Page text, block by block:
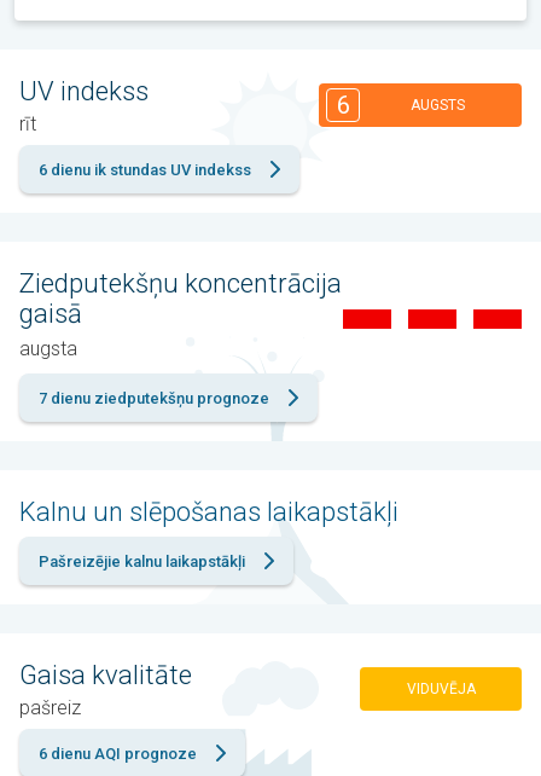
UV indekss
rīt
6 AUGSTS
6 dienu ik stundas UV indekss
Ziedputekšņu koncentrācija
gaisā
augsta
7 dienu ziedputekšņu prognoze
Kalnu un slēpošanas laikapstākļi
Pašreizējie kalnu laikapstākļi
Gaisa kvalitāte
pašreiz
VIDUVĒJA
6 dienu AQI prognoze